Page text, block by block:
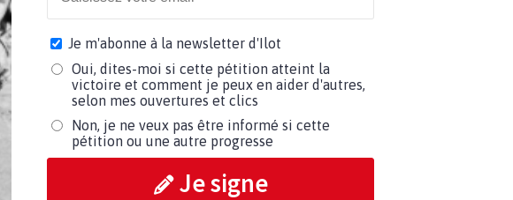
Je m'abonne à la newsletter d'Ilot
Oui, dites-moi si cette pétition atteint la
victoire et comment je peux en aider d'autres,
selon mes ouvertures et clics
Non, je ne veux pas être informé si cette
pétition ou une autre progresse
Je signe